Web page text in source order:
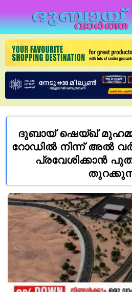
ദുബായ് ഷെയ്ഖ്
റോഡിൽ നിന്ന് അൽ
പ്രവേശിക്കാൻ